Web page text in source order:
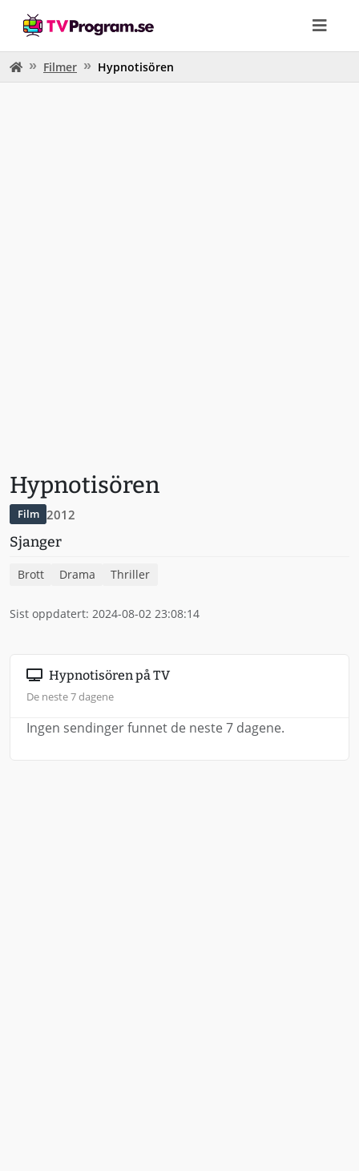
Filmer Hypnotisören
Hypnotisören
Film 2012
Sjanger
Brott Drama Thriller
Sist oppdatert: 2024-08-02 23:08:14
Hypnotisören på TV
De neste 7 dagene
Ingen sendinger funnet de neste 7 dagene.